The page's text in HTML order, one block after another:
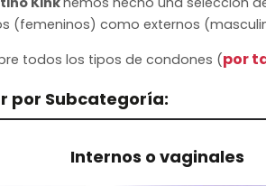
(femeninos) como externos
todos los tipos de condones (por
por Subcategoría:
Internos o vaginales